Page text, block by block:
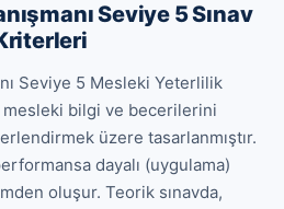
Seviye 5 Sınav
Seviye 5 Mesleki Yeterlilik
mesleki bilgi ve becerilerini
üzere tasarlanmıştır.
dayalı (uygulama)
oluşur. Teorik sınavda,